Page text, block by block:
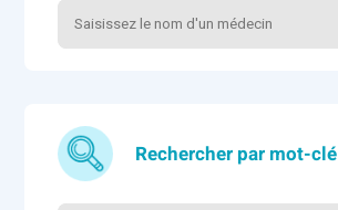
Rechercher par mot-clé